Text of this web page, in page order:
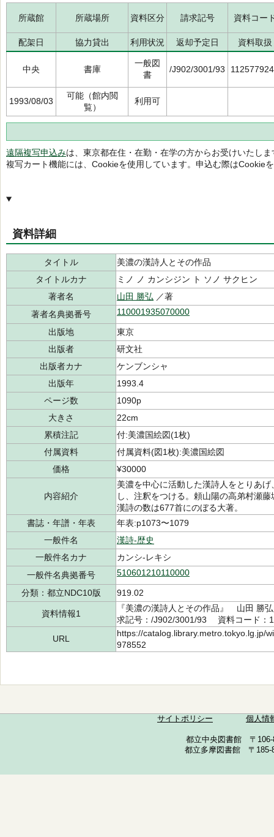
所蔵館 所蔵場所 資料区分 請求記号 資料コー
配架日 協力貸出 利用状況 返却予定日 資料取扱
中央 書庫
一般図
書
/J902/3001/93
1993/08/03
可能（館内閲
覧）
利用可
遠隔複写申込みは、東京都在住・在勤・在学の方からお受けいたしま
複写カート機能には、Cookieを使用しています。申込む際はCookie
資料詳細
タイトル
美濃の漢詩人とその作品
タイトルカナ
ミノ ノ カンシジン ト ソノ サクヒン
著者名
山田 勝弘 ／著
著者名典拠番号
110001935070000
出版地
東京
出版者
研文社
出版者カナ
ケンブンシャ
出版年
1993.4
ページ数
1090p
大きさ
22cm
累積注記
付:美濃国絵図(1枚)
付属資料
付属資料(図1枚):美濃国絵図
価格
¥30000
内容紹介
美濃を中心に活動した漢詩人をとりあ
し、注釈をつける。頼山陽の高弟村瀬
漢詩の数は677首にのぼる大著。
書誌・年譜・年表
年表:p1073〜1079
一般件名
漢詩-歴史
一般件名カナ
カンシ-レキシ
一般件名典拠番号
510601210110000
分類：都立NDC10版 919.02
資料情報1
『美濃の漢詩人とその作品』 山田
求記号：/J902/3001/93 資料コード：
URL
https://catalog.library.metro.tokyo.lg.jp/
978552
サイトポリシー 個人情
都立中央図書館 〒
都立多摩図書館 〒185-